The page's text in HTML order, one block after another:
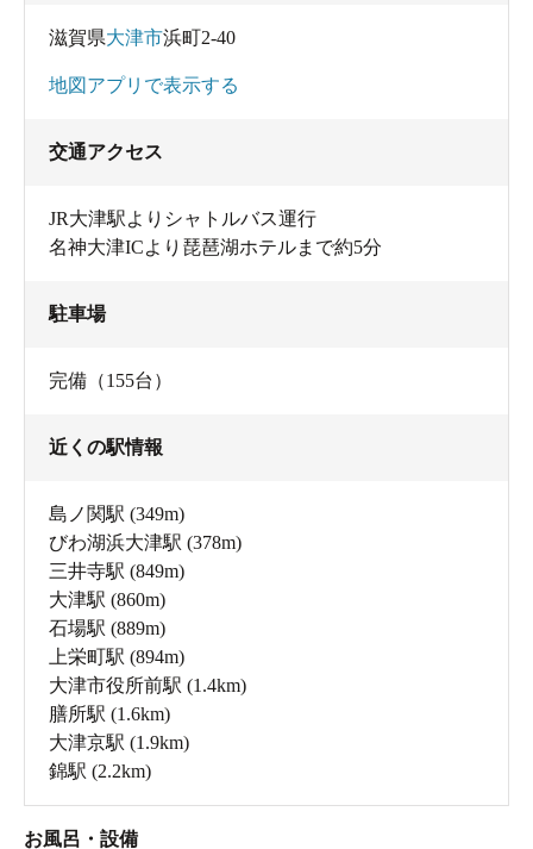
滋賀県大津市浜町2-40
地図アプリで表示する
交通アクセス
JR大津駅よりシャトルバス運行
名神大津ICより琵琶湖ホテルまで約5分
駐車場
完備（155台）
近くの駅情報
島ノ関駅 (349m)
びわ湖浜大津駅 (378m)
三井寺駅 (849m)
大津駅 (860m)
石場駅 (889m)
上栄町駅 (894m)
大津市役所前駅 (1.4km)
膳所駅 (1.6km)
大津京駅 (1.9km)
錦駅 (2.2km)
お風呂・設備